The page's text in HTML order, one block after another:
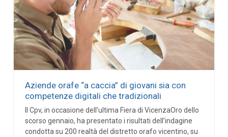
Aziende orafe “a caccia” di giovani sia con
competenze digitali che tradizionali
Il Cpv, in occasione dell’ultima Fiera di VicenzaOro dello
scorso gennaio, ha presentato i risultati dell’indagine
condotta su 200 realtà del distretto orafo vicentino, su